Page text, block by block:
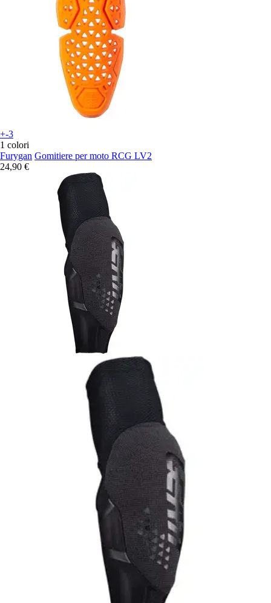
+-3
1 colori
Furygan Gomitiere per moto RCG LV2
24,90 €